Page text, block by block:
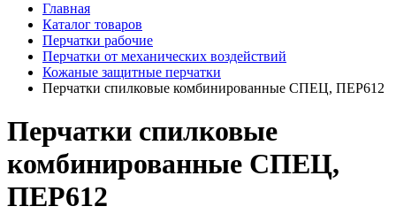
Главная
Каталог товаров
Перчатки рабочие
Перчатки от механических воздействий
Кожаные защитные перчатки
Перчатки спилковые комбинированные СПЕЦ, ПЕР612
Перчатки спилковые
комбинированные СПЕЦ,
ПЕР612